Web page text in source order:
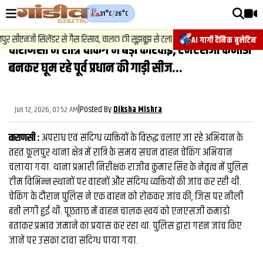
AI गार्गी दैनिक बुलेटिन
31°C/26°C
सिलेंडर से गैस रिसाव, चालक की सूझबूझ से टला बड़ा हादसा. 2.न्यूज़-
वीडियोज़
वाराणसी न्यूज़
राजनीति
फिल्मी
साहित्य
संस्कृति
ख़ान पान और जीवनशैली
अंतरराष्ट्रीय
फैक्ट चेक
वाराणसी में रात्रि चेकिंग में बड़ी कार्रवाई, एनएसजी कमांडो
बनकर घूम रहे पूर्व प्रधान की गाड़ी सीज...
Jun 12, 2026, 07:52 AM|Posted ByDiksha Mishra
वाराणसी :अपराध एवं संदिग्ध व्यक्तियों के विरुद्ध चलाए जा रहे अभियान के
तहत फूलपुर थाना क्षेत्र में रात्रि के समय सघन वाहन चेकिंग अभियान
चलाया गया. थाना प्रभारी निरीक्षक राजीव कुमार सिंह के नेतृत्व में पुलिस
टीम विभिन्न स्थानों पर वाहनों और संदिग्ध व्यक्तियों की जांच कर रही थी.
चेकिंग के दौरान पुलिस ने एक वाहन को रोककर जांच की, जिस पर नीली
बत्ती लगी हुई थी. पूछताछ में वाहन चालक स्वयं को एनएसजी कमांडो
बताकर प्रभाव जमाने का प्रयास कर रहा था. पुलिस द्वारा गहन जांच किए
जाने पर उसका दावा संदिग्ध पाया गया.